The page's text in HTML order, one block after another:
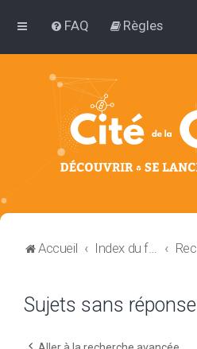
FAQ Règles
Accueil Index du forum
Sujets sans réponse